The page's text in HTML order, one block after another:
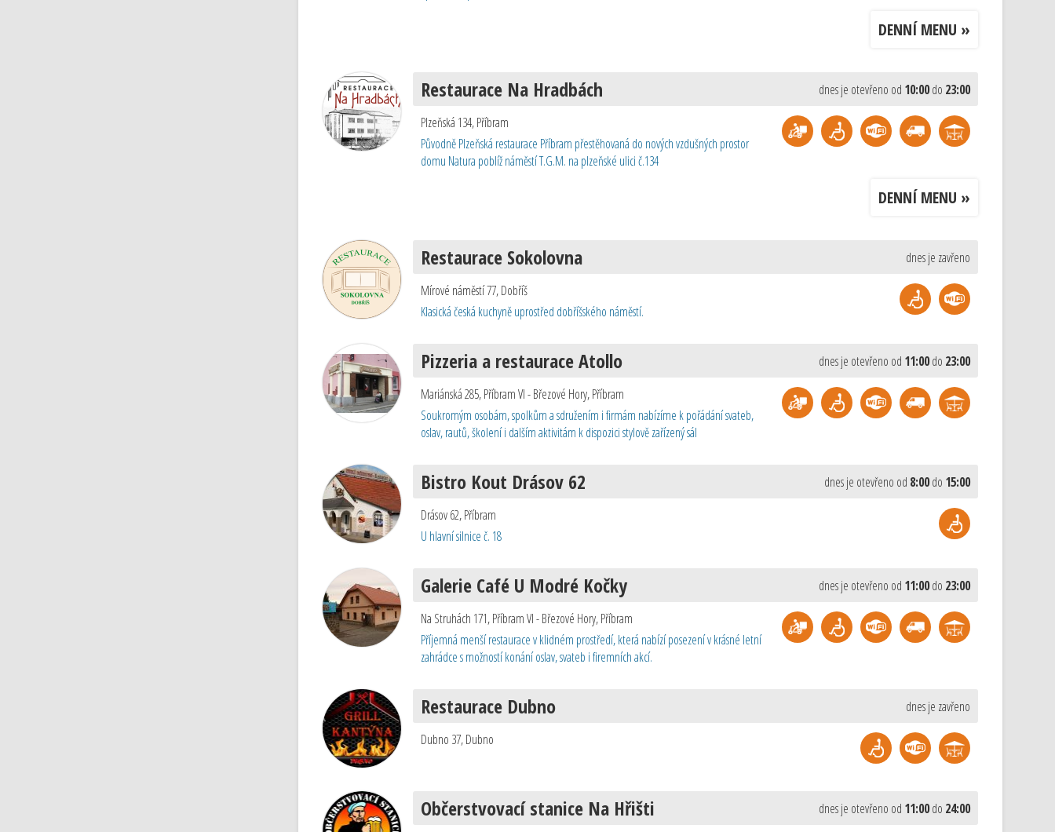
DENNÍ MENU »
Restaurace Na Hradbách dnes je otevřeno od 10:00do 23:00
Plzeňská 134,Příbram
Původně Plzeňská restaurace Příbram přestěhovaná do nových vzdušných prostor
domu Natura poblíž náměstí T.G.M. na plzeňské ulici č.134
DENNÍ MENU »
Restaurace Sokolovna
dnes je zavřeno
Mírové náměstí 77,Dobříš
Klasická česká kuchyně uprostřed dobříšského náměstí.
Pizzeria a restaurace Atollo dnes je otevřeno od 11:00do 23:00
Mariánská 285, Příbram VI - Březové Hory,Příbram
Soukromým osobám, spolkům a sdružením i firmám nabízíme k pořádání svateb,
oslav, rautů, školení i dalším aktivitám k dispozici stylově zařízený sál
Bistro Kout Drásov 62 dnes je otevřeno od 8:00do 15:00
Drásov 62,Příbram
U hlavní silnice č. 18
Galerie Café U Modré Kočky dnes je otevřeno od 11:00do 23:00
Na Struhách 171, Příbram VI - Březové Hory,Příbram
Příjemná menší restaurace v klidném prostředí, která nabízí posezení v krásné letní
zahrádce s možností konání oslav, svateb i firemních akcí.
Restaurace Dubno
dnes je zavřeno
Dubno 37,Dubno
Občerstvovací stanice Na Hřišti dnes je otevřeno od 11:00do 24:00